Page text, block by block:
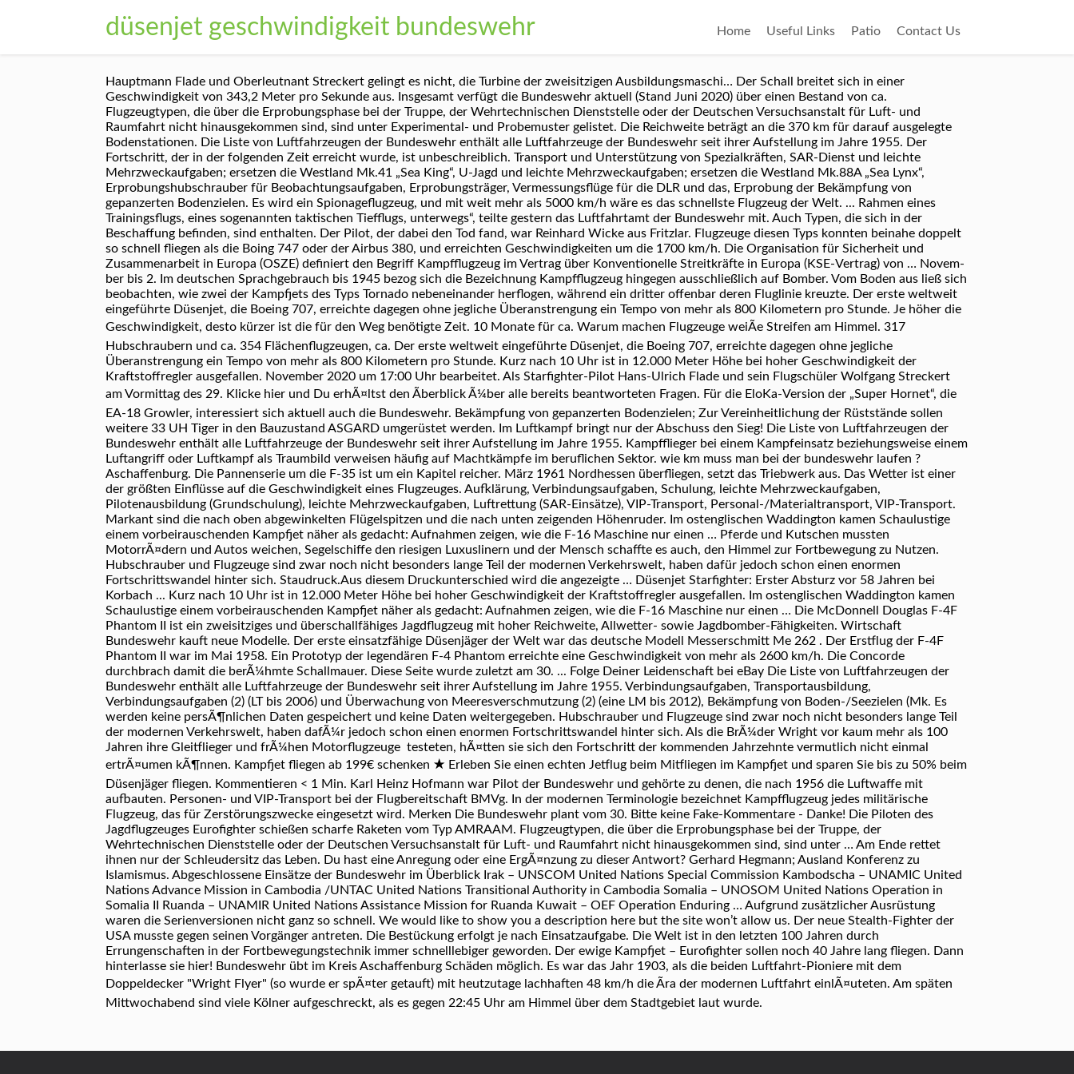
düsenjet geschwindigkeit bundeswehr Home Useful Links Patio Contact Us
Hauptmann Flade und Oberleutnant Streckert gelingt es nicht, die Turbine der zweisitzigen Ausbildungsmaschi… Der Schall breitet sich in einer
Geschwindigkeit von 343,2 Meter pro Sekunde aus. Insgesamt verfügt die Bundeswehr aktuell (Stand Juni 2020) über einen Bestand von ca.
Flugzeugtypen, die über die Erprobungsphase bei der Truppe, der Wehrtechnischen Dienststelle oder der Deutschen Versuchsanstalt für Luft- und
Raumfahrt nicht hinausgekommen sind, sind unter Experimental- und Probemuster gelistet. Die Reichweite beträgt an die 370 km für darauf ausgelegte
Bodenstationen. Die Liste von Luftfahrzeugen der Bundeswehr enthält alle Luftfahrzeuge der Bundeswehr seit ihrer Aufstellung im Jahre 1955. Der
Fortschritt, der in der folgenden Zeit erreicht wurde, ist unbeschreiblich. Transport und Unterstützung von Spezialkräften, SAR-Dienst und leichte
Mehrzweckaufgaben; ersetzen die Westland Mk.41 „Sea King“, U-Jagd und leichte Mehrzweckaufgaben; ersetzen die Westland Mk.88A „Sea Lynx“,
Erprobungshubschrauber für Beobachtungsaufgaben, Erprobungsträger, Vermessungsflüge für die DLR und das, Erprobung der Bekämpfung von
gepanzerten Bodenzielen. Es wird ein Spionageflugzeug, und mit weit mehr als 5000 km/h wäre es das schnellste Flugzeug der Welt. ... Rahmen eines
Trainingsflugs, eines sogenannten taktischen Tiefflugs, unterwegs“, teilte gestern das Luftfahrtamt der Bundeswehr mit. Auch Typen, die sich in der
Beschaffung befinden, sind enthalten. Der Pilot, der dabei den Tod fand, war Reinhard Wicke aus Fritzlar. Flugzeuge diesen Typs konnten beinahe doppelt
so schnell fliegen als die Boing 747 oder der Airbus 380, und erreichten Geschwindigkeiten um die 1700 km/h. Die Organisation für Sicherheit und
Zusammenarbeit in Europa (OSZE) definiert den Begriff Kampfflugzeug im Vertrag über Konventionelle Streitkräfte in Europa (KSE-Vertrag) von … No­vem­
ber bis 2. Im deutschen Sprachgebrauch bis 1945 bezog sich die Bezeichnung Kampfflugzeug hingegen ausschließlich auf Bomber. Vom Boden aus ließ sich
beobachten, wie zwei der Kampfjets des Typs Tornado nebeneinander herflogen, während ein dritter offenbar deren Fluglinie kreuzte. Der erste weltweit
eingeführte Düsenjet, die Boeing 707, erreichte dagegen ohne jegliche Überanstrengung ein Tempo von mehr als 800 Kilometern pro Stunde. Je höher die
Geschwindigkeit, desto kürzer ist die für den Weg benötigte Zeit. 10 Monate für ca. Warum machen Flugzeuge weiÃe Streifen am Himmel. 317
Hubschraubern und ca. 354 Flächenflugzeugen, ca. Der erste weltweit eingeführte Düsenjet, die Boeing 707, erreichte dagegen ohne jegliche
Überanstrengung ein Tempo von mehr als 800 Kilometern pro Stunde. Kurz nach 10 Uhr ist in 12.000 Meter Höhe bei hoher Geschwindigkeit der
Kraftstoffregler ausgefallen. November 2020 um 17:00 Uhr bearbeitet. Als Starfighter-Pilot Hans-Ulrich Flade und sein Flugschüler Wolfgang Streckert
am Vormittag des 29. Klicke hier und Du erhÃ¤ltst den Ãberblick Ã¼ber alle bereits beantworteten Fragen. Für die EloKa-Version der „Super Hornet“, die
EA-18 Growler, interessiert sich aktuell auch die Bundeswehr. Bekämpfung von gepanzerten Bodenzielen; Zur Vereinheitlichung der Rüststände sollen
weitere 33 UH Tiger in den Bauzustand ASGARD umgerüstet werden. Im Luftkampf bringt nur der Abschuss den Sieg! Die Liste von Luftfahrzeugen der
Bundeswehr enthält alle Luftfahrzeuge der Bundeswehr seit ihrer Aufstellung im Jahre 1955. Kampfflieger bei einem Kampfeinsatz beziehungsweise einem
Luftangriff oder Luftkampf als Traumbild verweisen häufig auf Machtkämpfe im beruflichen Sektor. wie km muss man bei der bundeswehr laufen ?
Aschaffenburg. Die Pannenserie um die F-35 ist um ein Kapitel reicher. März 1961 Nordhessen überfliegen, setzt das Triebwerk aus. Das Wetter ist einer
der größten Einflüsse auf die Geschwindigkeit eines Flugzeuges. Aufklärung, Verbindungsaufgaben, Schulung, leichte Mehrzweckaufgaben,
Pilotenausbildung (Grundschulung), leichte Mehrzweckaufgaben, Luftrettung (SAR-Einsätze), VIP-Transport, Personal-/Materialtransport, VIP-Transport.
Markant sind die nach oben abgewinkelten Flügelspitzen und die nach unten zeigenden Höhenruder. Im ostenglischen Waddington kamen Schaulustige
einem vorbeirauschenden Kampfjet näher als gedacht: Aufnahmen zeigen, wie die F-16 Maschine nur einen … Pferde und Kutschen mussten
MotorrÃ¤dern und Autos weichen, Segelschiffe den riesigen Luxuslinern und der Mensch schaffte es auch, den Himmel zur Fortbewegung zu Nutzen.
Hubschrauber und Flugzeuge sind zwar noch nicht besonders lange Teil der modernen Verkehrswelt, haben dafür jedoch schon einen enormen
Fortschrittswandel hinter sich. Staudruck.Aus diesem Druckunterschied wird die angezeigte … Düsenjet Starfighter: Erster Absturz vor 58 Jahren bei
Korbach ... Kurz nach 10 Uhr ist in 12.000 Meter Höhe bei hoher Geschwindigkeit der Kraftstoffregler ausgefallen. Im ostenglischen Waddington kamen
Schaulustige einem vorbeirauschenden Kampfjet näher als gedacht: Aufnahmen zeigen, wie die F-16 Maschine nur einen … Die McDonnell Douglas F-4F
Phantom II ist ein zweisitziges und überschallfähiges Jagdflugzeug mit hoher Reichweite, Allwetter- sowie Jagdbomber-Fähigkeiten. Wirtschaft
Bundeswehr kauft neue Modelle. Der erste einsatzfähige Düsenjäger der Welt war das deutsche Modell Messerschmitt Me 262 . Der Erstflug der F-4F
Phantom II war im Mai 1958. Ein Prototyp der legendären F-4 Phantom erreichte eine Geschwindigkeit von mehr als 2600 km/h. Die Concorde
durchbrach damit die berÃ¼hmte Schallmauer. Diese Seite wurde zuletzt am 30. ... Folge Deiner Leidenschaft bei eBay Die Liste von Luftfahrzeugen der
Bundeswehr enthält alle Luftfahrzeuge der Bundeswehr seit ihrer Aufstellung im Jahre 1955. Verbindungsaufgaben, Transportausbildung,
Verbindungsaufgaben (2) (LT bis 2006) und Überwachung von Meeresverschmutzung (2) (eine LM bis 2012), Bekämpfung von Boden-/Seezielen (Mk. Es
werden keine persÃ¶nlichen Daten gespeichert und keine Daten weitergegeben. Hubschrauber und Flugzeuge sind zwar noch nicht besonders lange Teil
der modernen Verkehrswelt, haben dafÃ¼r jedoch schon einen enormen Fortschrittswandel hinter sich. Als die BrÃ¼der Wright vor kaum mehr als 100
Jahren ihre Gleitflieger und frÃ¼hen Motorflugzeuge testeten, hÃ¤tten sie sich den Fortschritt der kommenden Jahrzehnte vermutlich nicht einmal
ertrÃ¤umen kÃ¶nnen. Kampfjet fliegen ab 199€ schenken ★ Erleben Sie einen echten Jetflug beim Mitfliegen im Kampfjet und sparen Sie bis zu 50% beim
Düsenjäger fliegen. Kommentieren < 1 Min. Karl Heinz Hofmann war Pilot der Bundeswehr und gehörte zu denen, die nach 1956 die Luftwaffe mit
aufbauten. Personen- und VIP-Transport bei der Flugbereitschaft BMVg. In der modernen Terminologie bezeichnet Kampfflugzeug jedes militärische
Flugzeug, das für Zerstörungszwecke eingesetzt wird. Merken Die Bun­des­wehr plant vom 30. Bitte keine Fake-Kommentare - Danke! Die Piloten des
Jagdflugzeuges Eurofighter schießen scharfe Raketen vom Typ AMRAAM. Flugzeugtypen, die über die Erprobungsphase bei der Truppe, der
Wehrtechnischen Dienststelle oder der Deutschen Versuchsanstalt für Luft- und Raumfahrt nicht hinausgekommen sind, sind unter … Am Ende rettet
ihnen nur der Schleudersitz das Leben. Du hast eine Anregung oder eine ErgÃ¤nzung zu dieser Antwort? Gerhard Hegmann; Ausland Konferenz zu
Islamismus. Abgeschlossene Einsätze der Bundeswehr im Überblick Irak – UNSCOM United Nations Special Commission Kambodscha – UNAMIC United
Nations Advance Mission in Cambodia /UNTAC United Nations Transitional Authority in Cambodia Somalia – UNOSOM United Nations Operation in
Somalia II Ruanda – UNAMIR United Nations Assistance Mission for Ruanda Kuwait – OEF Operation Enduring … Aufgrund zusätzlicher Ausrüstung
waren die Serienversionen nicht ganz so schnell. We would like to show you a description here but the site won’t allow us. Der neue Stealth-Fighter der
USA musste gegen seinen Vorgänger antreten. Die Bestückung erfolgt je nach Einsatzaufgabe. Die Welt ist in den letzten 100 Jahren durch
Errungenschaften in der Fortbewegungstechnik immer schnelllebiger geworden. Der ewige Kampfjet – Eurofighter sollen noch 40 Jahre lang fliegen. Dann
hinterlasse sie hier! Bundeswehr übt im Kreis Aschaffenburg Schäden möglich. Es war das Jahr 1903, als die beiden Luftfahrt-Pioniere mit dem
Doppeldecker "Wright Flyer" (so wurde er spÃ¤ter getauft) mit heutzutage lachhaften 48 km/h die Ãra der modernen Luftfahrt einlÃ¤uteten. Am späten
Mittwochabend sind viele Kölner aufgeschreckt, als es gegen 22:45 Uhr am Himmel über dem Stadtgebiet laut wurde.